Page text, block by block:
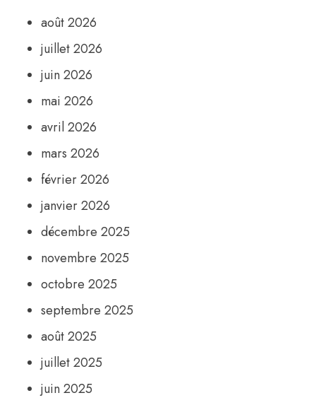
août 2026
juillet 2026
juin 2026
mai 2026
avril 2026
mars 2026
février 2026
janvier 2026
décembre 2025
novembre 2025
octobre 2025
septembre 2025
août 2025
juillet 2025
juin 2025